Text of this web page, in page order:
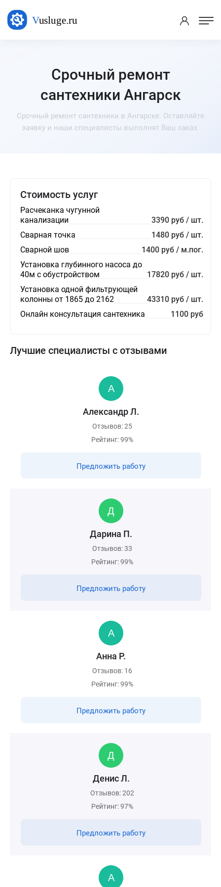
Срочный ремонт
сантехники Ангарск
Срочный ремонт сантехники в Ангарске. Оставляйте
заявку и наши специалисты выполнят Ваш заказ.
Стоимость услуг
Расчеканка чугунной
канализации
3390 руб / шт.
Сварная точка
1480 руб / шт.
Сварной шов
1400 руб / м.пог.
Установка глубинного насоса до
40м с обустройством
17820 руб / шт.
Установка одной фильтрующей
колонны от 1865 до 2162
43310 руб / шт.
Онлайн консультация сантехника
1100 руб
Лучшие специалисты с отзывами
Александр Л.
Отзывов: 25
Рейтинг: 99%
Предложить работу
Дарина П.
Отзывов: 33
Рейтинг: 99%
Предложить работу
Анна Р.
Отзывов: 16
Рейтинг: 99%
Предложить работу
Денис Л.
Отзывов: 202
Рейтинг: 97%
Предложить работу